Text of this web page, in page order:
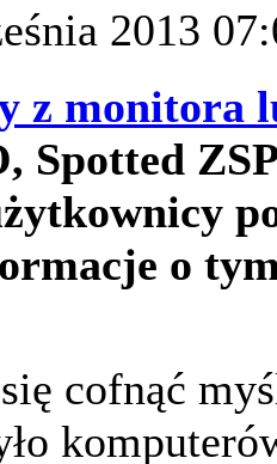
2013
Spotted
o
cofnąć